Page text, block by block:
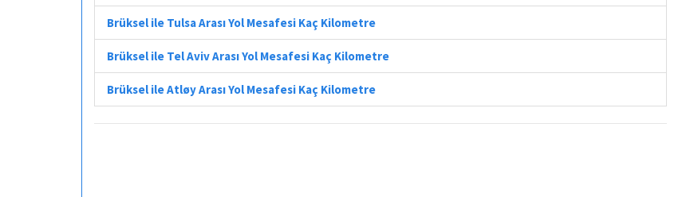
Brüksel ile Tulsa Arası Yol Mesafesi Kaç Kilometre
Brüksel ile Tel Aviv Arası Yol Mesafesi Kaç Kilometre
Brüksel ile Atløy Arası Yol Mesafesi Kaç Kilometre